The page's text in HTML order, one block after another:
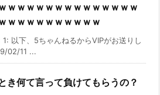
ｗｗｗｗｗｗｗｗｗｗｗｗｗｗ
ｗｗｗｗｗｗｗｗｗｗ
1: 以下、5ちゃんねるからVIPがお送りし
02/11 ...
き何て言って負けてもらうの？